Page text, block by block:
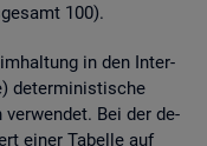
100).
in den In­ter­
de­ter­mi­nis­ti­sche
ver­wen­det. Bei der de­
einer Ta­bel­le auf